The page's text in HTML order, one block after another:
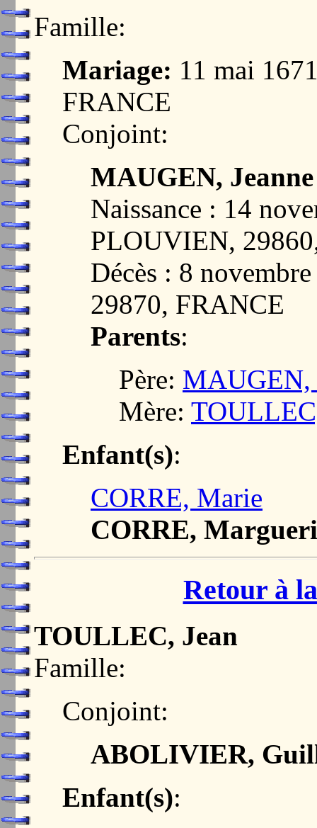
Famille:
Mariage: 11 mai
FRANCE
Conjoint:
MAUGEN, Jeanne
Naissance : 14
PLOUVIEN,
Décès : 8
29870, FRANCE
Parents:
Père: MAUGEN,
Mère:
Enfant(s):
CORRE, Marie
CORRE,
Retour à
TOULLEC, Jean
Famille:
Conjoint:
ABOLIVIER,
Enfant(s):